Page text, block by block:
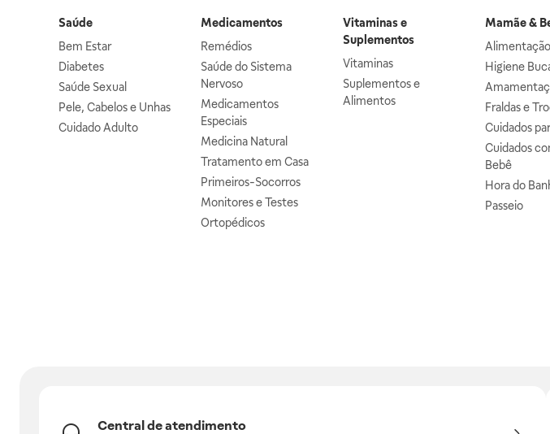
Saúde
Bem Estar
Diabetes
Saúde Sexual
Pele, Cabelos e Unhas
Cuidado Adulto
Medicamentos
Remédios
Saúde do Sistema
Nervoso
Medicamentos
Especiais
Medicina Natural
Tratamento em Casa
Primeiros-Socorros
Monitores e Testes
Ortopédicos
Vitaminas e
Suplementos
Vitaminas
Suplementos e
Alimentos
Mamãe &
Alimentação
Higiene
Fraldas e
Cuidados
Cuidados
Bebê
Hora do
Passeio
Central de atendimento